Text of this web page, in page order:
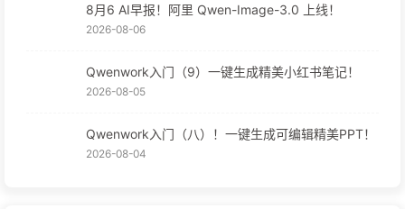
8月6 AI早报！阿里 Qwen-Image-3.0 上线！
2026-08-06
Qwenwork入门（9）一键生成精美小红书笔记！
2026-08-05
Qwenwork入门（八）！一键生成可编辑精美PPT！
2026-08-04